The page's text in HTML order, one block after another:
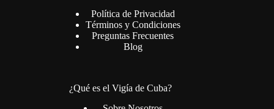
Política de Privacidad
Términos y Condiciones
Preguntas Frecuentes
Blog
¿Qué es el Vigía de Cuba?